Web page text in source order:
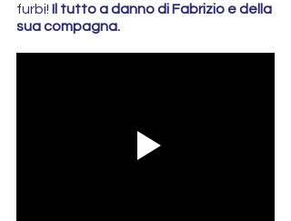
furbi! Il tutto a danno di Fabrizio e della
sua compagna.